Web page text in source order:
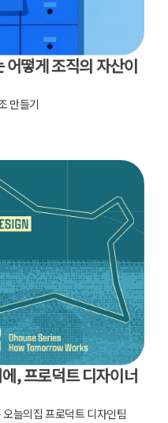
떻게 조직의 자산이
만들기
, 프로덕트 디자이너
늘의집 프로덕트 디자인팀